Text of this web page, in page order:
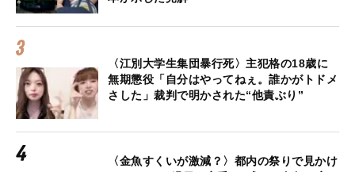
〈江別大学生集団暴行死〉主犯格の18歳に
無期懲役「自分はやってねぇ。誰かがトドメ
さした」裁判で明かされた“他責ぶり”
〈金魚すくいが激減？〉都内の祭りで見かけ